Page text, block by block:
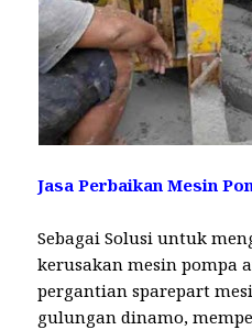
Jasa Perbaikan Mesin
Sebagai Solusi untuk
kerusakan mesin pompa
pergantian sparepart
gulungan dinamo,